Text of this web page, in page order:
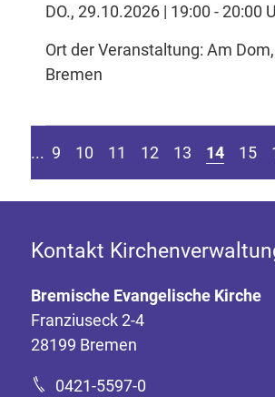
DO., 29.10.2026 | 19:00 - 20:00
Ort der Veranstaltung: Am
Bremen
springen
vorherigen Seite
.... 9 10 11 12 13 14 15
Kontakt
Bremische Evangelische Kirche
Franziuseck 2-4
28199 Bremen
0421-5597-0